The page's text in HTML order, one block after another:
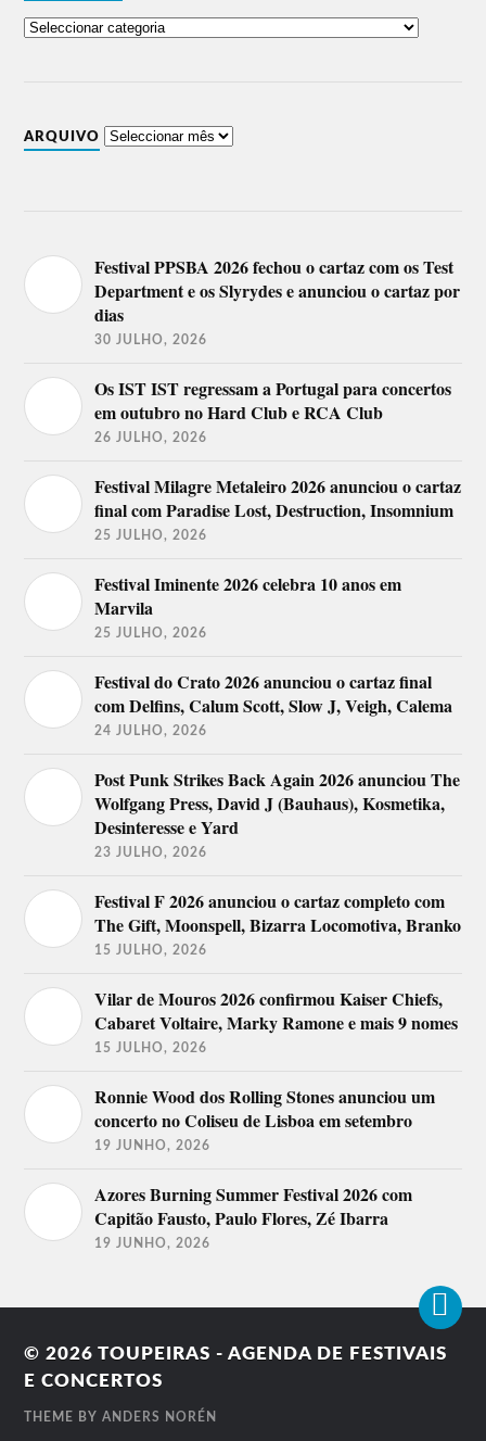
ARQUIVO
Festival PPSBA 2026 fechou o cartaz com os Test
Department e os Slyrydes e anunciou o cartaz por
dias
30 JULHO, 2026
Os IST IST regressam a Portugal para concertos
em outubro no Hard Club e RCA Club
26 JULHO, 2026
Festival Milagre Metaleiro 2026 anunciou o cartaz
final com Paradise Lost, Destruction, Insomnium
25 JULHO, 2026
Festival Iminente 2026 celebra 10 anos em
Marvila
25 JULHO, 2026
Festival do Crato 2026 anunciou o cartaz final
com Delfins, Calum Scott, Slow J, Veigh, Calema
24 JULHO, 2026
Post Punk Strikes Back Again 2026 anunciou The
Wolfgang Press, David J (Bauhaus), Kosmetika,
Desinteresse e Yard
23 JULHO, 2026
Festival F 2026 anunciou o cartaz completo com
The Gift, Moonspell, Bizarra Locomotiva, Branko
15 JULHO, 2026
Vilar de Mouros 2026 confirmou Kaiser Chiefs,
Cabaret Voltaire, Marky Ramone e mais 9 nomes
15 JULHO, 2026
Ronnie Wood dos Rolling Stones anunciou um
concerto no Coliseu de Lisboa em setembro
19 JUNHO, 2026
Azores Burning Summer Festival 2026 com
Capitão Fausto, Paulo Flores, Zé Ibarra
19 JUNHO, 2026
© 2026TOUPEIRAS - AGENDA DE FESTIVAIS
E CONCERTOS
THEME BYANDERS NORÉN